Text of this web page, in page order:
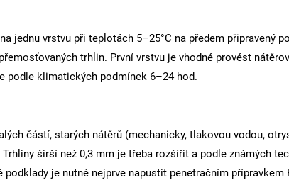
na jednu vrstvu při teplotách 5–25°C na předem připravený
trhlin. První vrstvu je vhodné provést
podle klimatických podmínek 6–24 hod.
částí, starých nátěrů (mechanicky, tlakovou vodou,
širší než 0,3 mm je třeba rozšířit a podle známých
je nutné nejprve napustit penetračním přípravkem